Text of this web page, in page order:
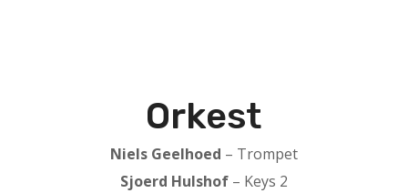
Orkest
Niels Geelhoed – Trompet
Sjoerd Hulshof – Keys 2